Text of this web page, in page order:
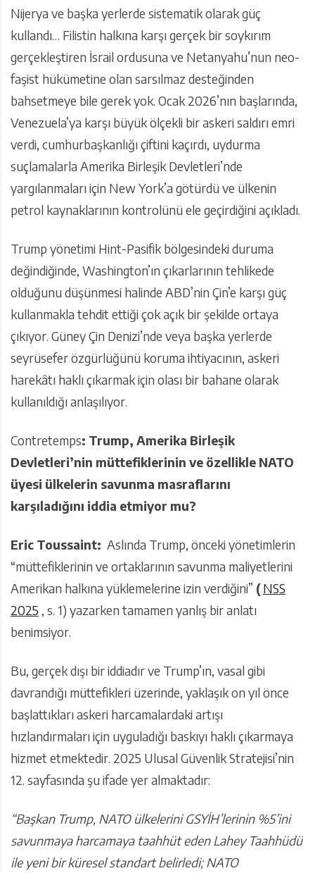
Nijerya ve başka yerlerde sistematik olarak güç
kullandı… Filistin halkına karşı gerçek bir soykırım
gerçekleştiren İsrail ordusuna ve Netanyahu’nun neo-
faşist hükümetine olan sarsılmaz desteğinden
bahsetmeye bile gerek yok. Ocak 2026’nın başlarında,
Venezuela’ya karşı büyük ölçekli bir askeri saldırı emri
verdi, cumhurbaşkanlığı çiftini kaçırdı, uydurma
suçlamalarla Amerika Birleşik Devletleri’nde
yargılanmaları için New York’a götürdü ve ülkenin
petrol kaynaklarının kontrolünü ele geçirdiğini açıkladı.
Trump yönetimi Hint-Pasifik bölgesindeki duruma
değindiğinde, Washington’ın çıkarlarının tehlikede
olduğunu düşünmesi halinde ABD’nin Çin’e karşı güç
kullanmakla tehdit ettiği çok açık bir şekilde ortaya
çıkıyor. Güney Çin Denizi’nde veya başka yerlerde
seyrüsefer özgürlüğünü koruma ihtiyacının, askeri
harekâtı haklı çıkarmak için olası bir bahane olarak
kullanıldığı anlaşılıyor.
Contretemps: Trump, Amerika Birleşik
Devletleri’nin müttefiklerinin ve özellikle NATO
üyesi ülkelerin savunma masraflarını
karşıladığını iddia etmiyor mu?
Eric Toussaint: Aslında Trump, önceki yönetimlerin
“müttefiklerinin ve ortaklarının savunma maliyetlerini
Amerikan halkına yüklemelerine izin verdiğini” (NSS
2025 , s. 1) yazarken tamamen yanlış bir anlatı
benimsiyor.
Bu, gerçek dışı bir iddiadır ve Trump’ın, vasal gibi
davrandığı müttefikleri üzerinde, yaklaşık on yıl önce
başlattıkları askeri harcamalardaki artışı
hızlandırmaları için uyguladığı baskıyı haklı çıkarmaya
hizmet etmektedir. 2025 Ulusal Güvenlik Stratejisi’nin
12. sayfasında şu ifade yer almaktadır:
“Başkan Trump, NATO ülkelerini GSYİH’lerinin %5’ini
savunmaya harcamaya taahhüt eden Lahey Taahhüdü
ile yeni bir küresel standart belirledi; NATO